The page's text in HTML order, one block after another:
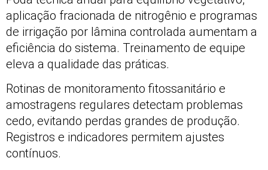
aplicação fracionada de nitrogênio e programas
de irrigação por lâmina controlada aumentam a
eficiência do sistema. Treinamento de equipe
eleva a qualidade das práticas.
Rotinas de monitoramento fitossanitário e
amostragens regulares detectam problemas
cedo, evitando perdas grandes de produção.
Registros e indicadores permitem ajustes
contínuos.